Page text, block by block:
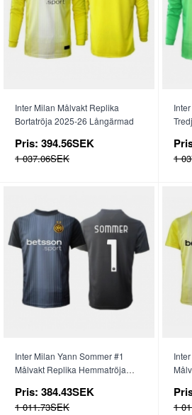
Inter Milan Målvakt Replika
Bortatröja 2025-26 Långärmad
Pris: 394.56SEK
1 037.06SEK 1
Inter Milan Yann Sommer #1
Målvakt Replika Hemmatröja
Pris: 384.43SEK
1 011.73SEK 1